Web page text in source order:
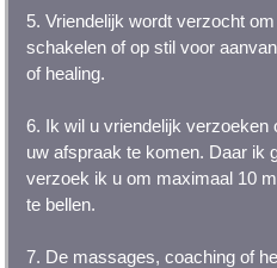
5. Vriendelijk wordt verzocht
schakelen of op stil voor
of healing.
6. Ik wil u vriendelijk verzoeken
uw afspraak te komen. Daar ik
verzoek ik u om maximaal 10
te bellen.
7. De massages, coaching of